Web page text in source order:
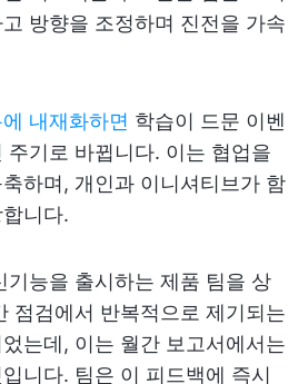
방향을 조정하며 진전을 가속
내재화하면 학습이 드문 이벤
주기로 바뀝니다. 이는 협업을
하며, 개인과 이니셔티브가 함
니다.
기능을 출시하는 제품 팀을 상
점검에서 반복적으로 제기되는
는데, 이는 월간 보고서에서는
니다. 팀은 이 피드백에 즉시